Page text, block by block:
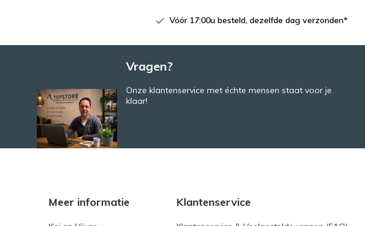
Vóór 17:00u besteld, dezelfde dag verzonden*
Vragen?
Onze klantenservice met échte mensen staat voor je
klaar!
Meer informatie Klantenservice